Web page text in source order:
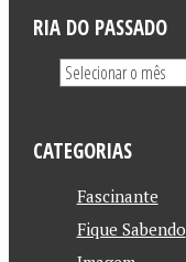
RIA DO PASSADO
CATEGORIAS
Fascinante
Fique Sabendo